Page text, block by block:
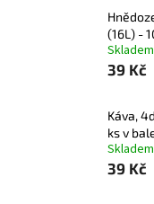
(16L) -
Skladem
39 Kč
Káva,
ks v
Skladem
39 Kč